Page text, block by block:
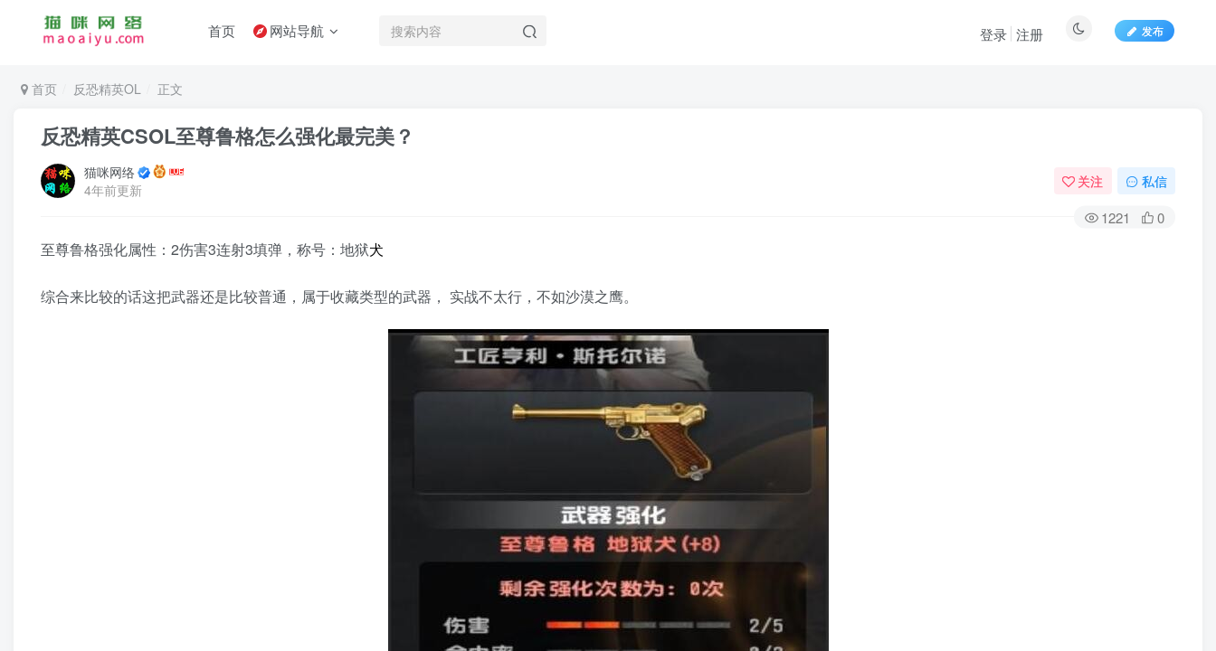
首页 网站导航 发布
登录 注册
首页 反恐精英OL 正文
反恐精英CSOL至尊鲁格怎么强化最完美？
猫咪网络
4年前更新
关注 私信
1221 0
至尊鲁格强化属性：2伤害3连射3填弹，称号：地狱犬
综合来比较的话这把武器还是比较普通，属于收藏类型的武器， 实战不太行，不如沙漠之鹰。